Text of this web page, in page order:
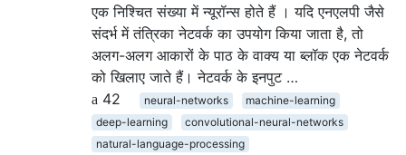
एक निश्चित संख्या में न्यूरॉन्स होते हैं । यदि एनएलपी जैसे
संदर्भ में तंत्रिका नेटवर्क का उपयोग किया जाता है, तो
अलग-अलग आकारों के पाठ के वाक्य या ब्लॉक एक नेटवर्क
को खिलाए जाते हैं। नेटवर्क के इनपुट …
42
neural-networks
machine-learning
deep-learning
convolutional-neural-networks
natural-language-processing